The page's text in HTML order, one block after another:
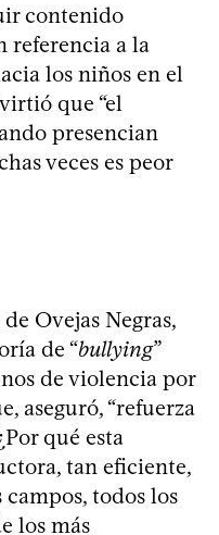
contenido
referencia a la
los niños en el
que “el
presencian
veces es peor
Ovejas Negras,
de “bullying”
de violencia por
aseguró, “refuerza
qué esta
tan eficiente,
todos los
los más